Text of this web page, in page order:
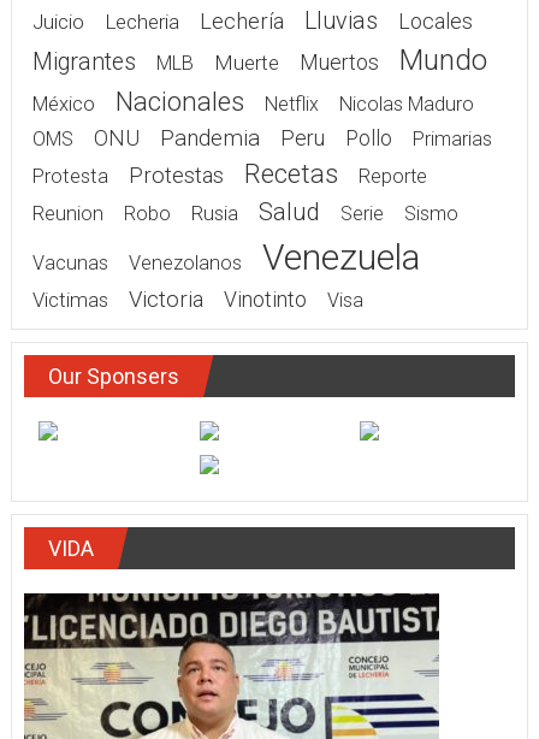
Juicio Lecheria Lechería Lluvias Locales
Migrantes MLB Muerte Muertos Mundo
México Nacionales Netflix
Nicolas Maduro
OMS
ONU Pandemia Peru Pollo
Primarias
Protesta
Protestas Recetas
Reporte
Reunion
Robo Rusia Salud Serie Sismo
Vacunas Venezolanos Venezuela
Victimas Victoria Vinotinto Visa
Our Sponsers
VIDA